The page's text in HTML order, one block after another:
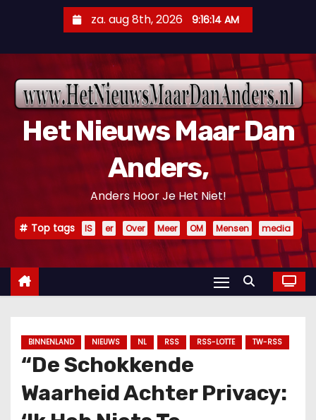
n
za. aug 8th, 2026 9:16:15 AM
Het Nieuws Maar Dan
Anders,
Anders Hoor Je Het Niet!
Top tags IS er Over Meer OM Mensen media
BINNENLAND NIEUWS NL RSS RSS-LOTTE TW-RSS
“De Schokkende
Waarheid Achter Privacy: